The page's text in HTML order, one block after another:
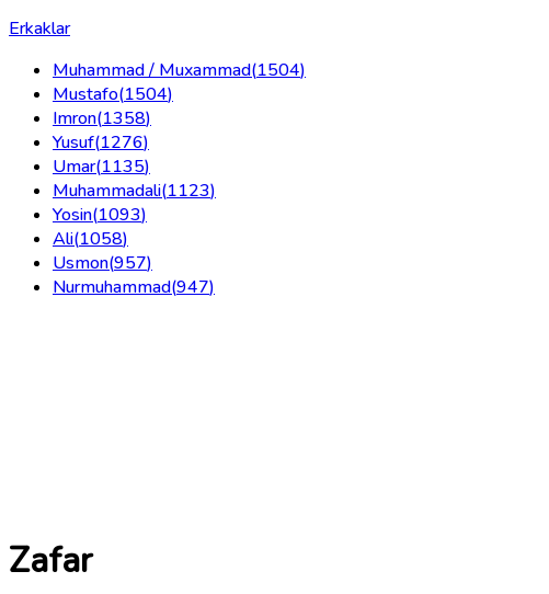
Erkaklar
Muhammad / Muxammad(1504)
Mustafo(1504)
Imron(1358)
Yusuf(1276)
Umar(1135)
Muhammadali(1123)
Yosin(1093)
Ali(1058)
Usmon(957)
Nurmuhammad(947)
Zafar